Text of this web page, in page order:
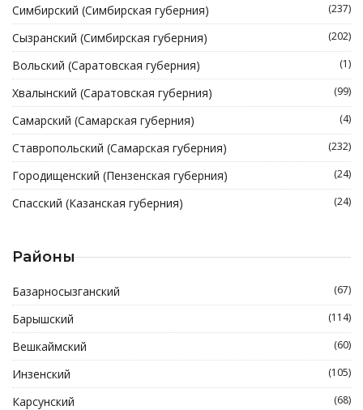
Симбирский (Симбирская губерния) (237)
Сызранский (Симбирская губерния) (202)
Вольский (Саратовская губерния) (1)
Хвалынский (Саратовская губерния) (99)
Самарский (Самарская губерния) (4)
Ставропольский (Самарская губерния) (232)
Городищенский (Пензенская губерния) (24)
Спасский (Казанская губерния) (24)
Районы
Базарносызганский (67)
Барышский (114)
Вешкаймский (60)
Инзенский (105)
Карсунский (68)